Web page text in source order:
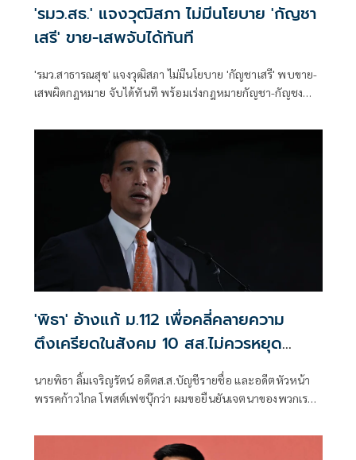
'รมว.สธ.' แจงวุฒิสภา ไม่มีนโยบาย 'กัญชา
เสรี' ขาย-เสพจับได้ทันที
'รมว.สาธารณสุข' แจงวุฒิสภา ไม่มีนโยบาย 'กัญชาเสรี' พบขาย-
เสพผิดกฎหมาย จับได้ทันที พร้อมเร่งกฎหมายกัญชา-กัญชง
'พิธา' อ้างแก้ ม.112 เพื่อคลี่คลายความ
ตึงเครียดในสังคม 10 สส.ไม่ควรหยุด
ปฏิบัติหน้าที่
นายพิธา ลิ้มเจริญรัตน์ อดีตส.ส.บัญชีรายชื่อ และอดีตหัวหน้า
พรรคก้าวไกล โพสต์เฟซบุ๊กว่า ผมขอยืนยันเจตนาของพวกเรา
เซาะกร่อน บ่อนทำลาย